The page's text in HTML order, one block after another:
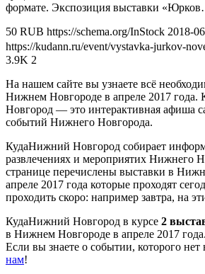
формате. Экспозиция выставки
50 RUB https://schema.org/InStock 2018-
https://kudann.ru/event/vystavka-jurkov-
3.9K 2
На нашем сайте вы узнаете всё
Нижнем Новгороде в апреле 2017
Новгород — это интерактивная афиша
событий Нижнего Новгорода.
КудаНижний Новгород собирает
развлечениях и мероприятих Нижнего
странице перечислены выставки в
апреле 2017 года которые проходят
проходить скоро: например завтра, на
КудаНижний Новгород в курсе 2
в Нижнем Новгороде в апреле 2017 года.
Если вы знаете о событии, которого нет
нам!